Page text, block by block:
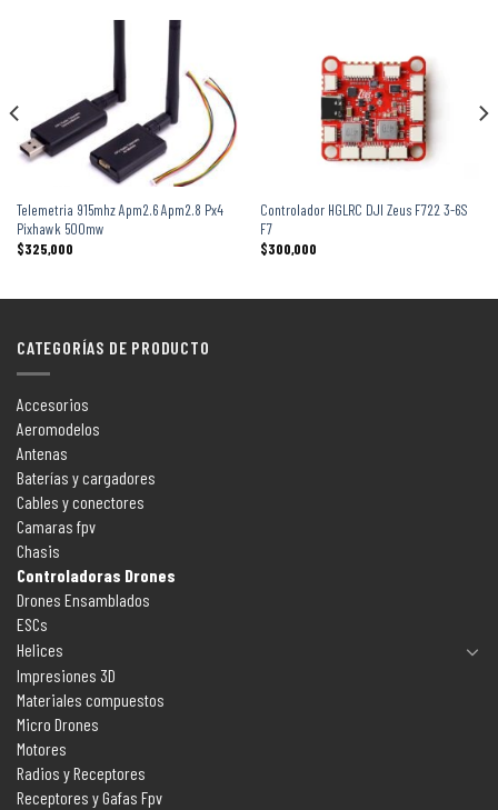
Telemetria 915mhz Apm2.6 Apm2.8 Px4
Pixhawk 500mw
$325,000
Controlador HGLRC DJI Zeus F722 3-6S
F7
$300,000
CATEGORÍAS DE PRODUCTO
Accesorios
Aeromodelos
Antenas
Baterías y cargadores
Cables y conectores
Camaras fpv
Chasis
Controladoras Drones
Drones Ensamblados
ESCs
Helices
Impresiones 3D
Materiales compuestos
Micro Drones
Motores
Radios y Receptores
Receptores y Gafas Fpv